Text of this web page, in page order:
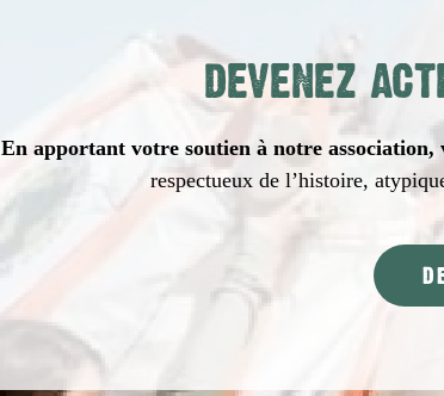
DEVENEZ
En apportant votre soutien à notre
respectueux de l’histoire,